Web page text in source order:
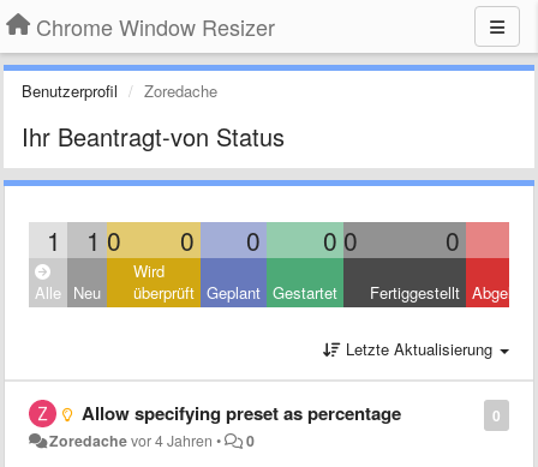
Chrome Window Resizer
Benutzerprofil Zoredache
Ihr Beantragt-von Status
1 1 0 0 0 0 0 0
Alle Neu
Wird
überprüft Geplant Gestartet Fertiggestellt
Letzte Aktualisierung
0
Allow specifying preset as percentage
Zoredachevor 4 Jahren • 0